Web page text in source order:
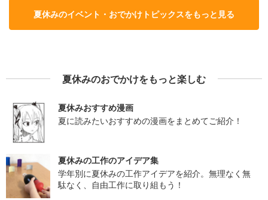
夏休みのイベント・おでかけトピックスをもっと見る
夏休みのおでかけをもっと楽しむ
夏休みおすすめ漫画
夏に読みたいおすすめの漫画をまとめてご紹介！
夏休みの工作のアイデア集
学年別に夏休みの工作アイデアを紹介。無理なく無
駄なく、自由工作に取り組もう！